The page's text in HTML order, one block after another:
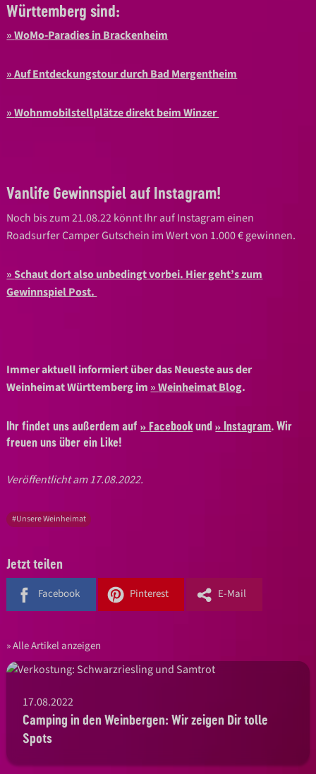
Württemberg sind:
WoMo-Paradies in Brackenheim
Auf Entdeckungstour durch Bad Mergentheim
Wohnmobilstellplätze direkt beim Winzer
Vanlife Gewinnspiel auf Instagram!
Noch bis zum 21.08.22 könnt Ihr auf Instagram einen
Roadsurfer Camper Gutschein im Wert von 1.000 € gewinnen.
Schaut dort also unbedingt vorbei. Hier geht’s zum
Gewinnspiel Post.
Immer aktuell informiert über das Neueste aus der
Weinheimat Württemberg im
Weinheimat Blog.
Ihr findet uns außerdem auf Facebookund Instagram. Wir
freuen uns über ein Like!
Veröffentlicht am 17.08.2022.
#Unsere Weinheimat
Jetzt teilen
Facebook Pinterest E-Mail
Alle Artikel anzeigen
17.08.2022
Camping in den Weinbergen: Wir zeigen Dir tolle
Spots